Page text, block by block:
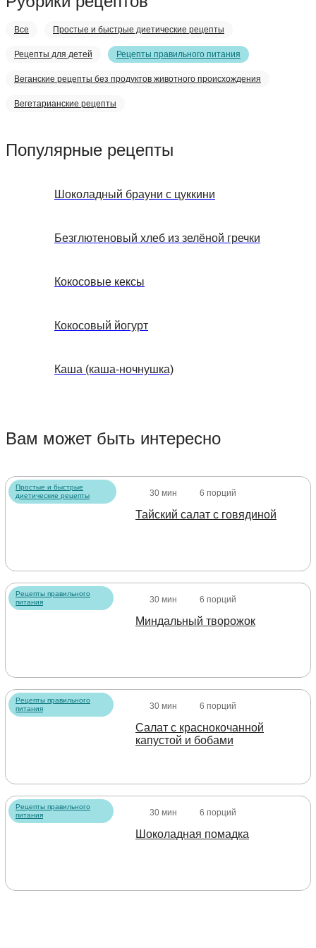
Все Простые и быстрые диетические рецепты
Рецепты для детей Рецепты правильного питания
Веганские рецепты без продуктов животного происхождения
Вегетарианские рецепты
Популярные рецепты
Шоколадный брауни с цуккини
Безглютеновый хлеб из зелёной гречки
Кокосовые кексы
Кокосовый йогурт
Каша (каша-ночнушка)
Вам может быть интересно
Простые и быстрые
диетические рецепты
30 мин 6 порций
Тайский салат с говядиной
Рецепты правильного
питания
30 мин 6 порций
Миндальный творожок
Рецепты правильного
питания
30 мин 6 порций
Салат с краснокочанной
капустой и бобами
Рецепты правильного
питания
30 мин 6 порций
Шоколадная помадка